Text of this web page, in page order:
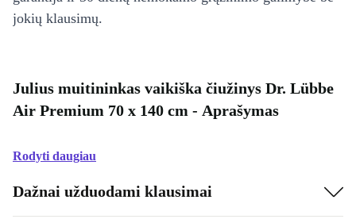
jokių klausimų.
Julius muitininkas vaikiška čiužinys Dr. Lübbe
Air Premium 70 x 140 cm - Aprašymas
Rodyti daugiau
Dažnai užduodami klausimai